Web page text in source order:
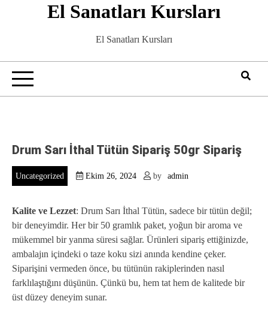
El Sanatları Kursları
El Sanatları Kursları
Drum Sarı İthal Tütün Sipariş 50gr Sipariş
Uncategorized Ekim 26, 2024 by admin
Kalite ve Lezzet: Drum Sarı İthal Tütün, sadece bir tütün değil;
bir deneyimdir. Her bir 50 gramlık paket, yoğun bir aroma ve
mükemmel bir yanma süresi sağlar. Ürünleri sipariş ettiğinizde,
ambalajın içindeki o taze koku sizi anında kendine çeker.
Siparişini vermeden önce, bu tütünün rakiplerinden nasıl
farklılaştığını düşünün. Çünkü bu, hem tat hem de kalitede bir
üst düzey deneyim sunar.